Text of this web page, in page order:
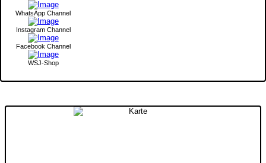
WhatsApp Channel
Instagram Channel
Facebook Channel
WSJ-Shop